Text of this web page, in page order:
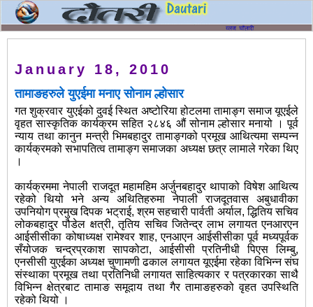
January 18, 2010
तामाङहरुले युएईमा मनाए सोनाम ल्होसार
गत शुक्रवार युएईको दुवई स्थित अष्टोरिया होटलमा तामाङ्ग समाज यूएईले
वृहत सास्कृतिक कार्यक्रम सहित २८४६ औं सोनाम ल्होसार मनायो । पूर्व
न्याय तथा कानुन मन्त्री भिमबहादुर तामाङ्गको प्रमूख आथित्यमा सम्पन्न
कार्यक्रमको सभापतित्व तामाङ्ग समाजका अध्यक्ष छत्र लामाले गरेका थिए
।
कार्यक्रममा नेपाली राजदूत महामहिम अर्जुनबहादुर थापाको विषेश आथित्य
रहेको थियो भने अन्य अथितिहरुमा नेपाली राजदूतवास अबुधावीका
उपनियोग प्रमुख दिपक भट्राई, श्रम सहचारी पार्वती अर्याल, द्धितिय सचिव
लोकबहादुर पौडेल क्षत्री, तृतिय सचिव जितेन्द्र लाभ लगायत एनआरएन
आईसीसीका कोषाध्यक्ष रामेश्वर शाह, एनआएन आईसीसीका पूर्व मध्यपूर्वक
सँयोजक चन्द्रप्रकाश सापकोटा, आईसीसी प्रतिनीधी पिएस लिम्बु,
एनसीसी युएईका अध्यक्ष चुणामणी ढकाल लगायत यूएईमा रहेका विभिन्न संघ
संस्थाका प्रमूख तथा प्रतिनिधी लगायत साहित्यकार र पत्रकारका साथै
विभिन्न क्षेत्रबाट तामाङ समूदाय तथा गैर तामाङहरुको वृहत उपस्थिति
रहेको थियो ।